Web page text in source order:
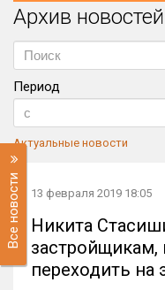
Регион
Архив новостей
Период
Актуальные новости
Все новости 13 февраля 2019 18:05
Никита
застройщикам,
переходить на